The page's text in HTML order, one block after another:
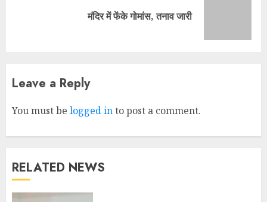
मंदिर में फेंके गोमांस, तनाव जारी
Leave a Reply
You must be logged into post a comment.
RELATED NEWS